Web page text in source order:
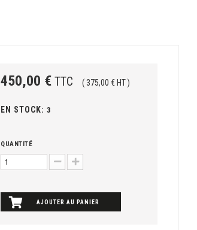
450,00 € TTC ( 375,00 € HT )
EN STOCK: 3
QUANTITÉ
AJOUTER AU PANIER